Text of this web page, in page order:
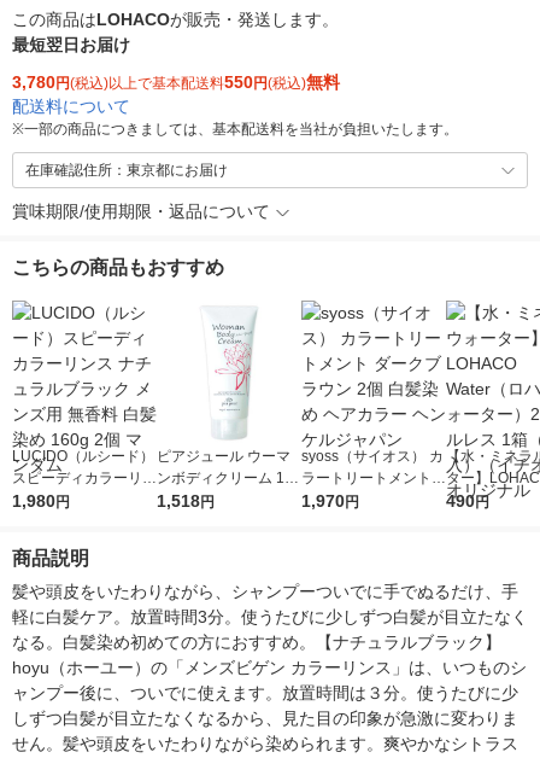
この商品はLOHACOが販売・発送します。
最短翌日お届け
3,780円(税込)以上で基本配送料550円(税込)無料
配送料について
※一部の商品につきましては、基本配送料を当社が負担いたします。
在庫確認住所：東京都にお届け
賞味期限/使用期限・返品について
こちらの商品もおすすめ
LUCIDO（ルシード）
スピーディカラーリン
ス ナチュラルブラッ
ダム
1,980円
ピアジュール ウーマ
ンボディクリーム 180
g void デリケートゾー
1,518円
syoss（サイオス） カ
ラートリートメント
ダークブラウン 2個
1,970円
【水・ミネラ
ター】
r（ロハコウ
490円
商品説明
髪や頭皮をいたわりながら、シャンプーついでに手でぬるだけ、手
軽に白髪ケア。放置時間3分。使うたびに少しずつ白髪が目立たなく
なる。白髪染め初めての方におすすめ。【ナチュラルブラック】
hoyu（ホーユー）の「メンズビゲン カラーリンス」は、いつものシ
ャンプー後に、ついでに使えます。放置時間は３分。使うたびに少
しずつ白髪が目立たなくなるから、見た目の印象が急激に変わりま
せん。髪や頭皮をいたわりながら染められます。爽やかなシトラス